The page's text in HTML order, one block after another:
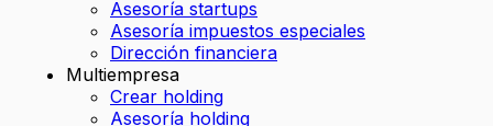
Asesoría startups
Asesoría impuestos especiales
Dirección financiera
Multiempresa
Crear holding
Asesoría holding